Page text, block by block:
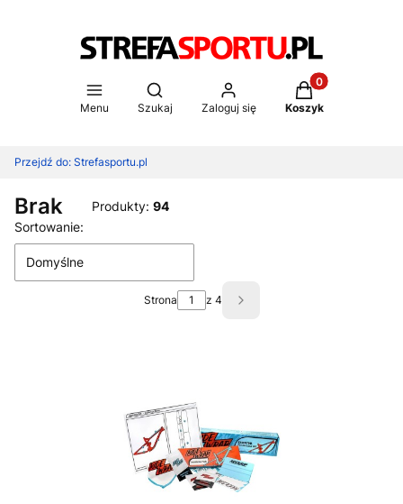
Menu
Otwórz wyszukiwarkę
Szukaj Zaloguj się
Produkty w
Koszyk
Przejdź do: Strefasportu.pl
Brak Produkty: 94
Lista produktów
Sortowanie:
Domyślne
Strona z 4 Następne produkty